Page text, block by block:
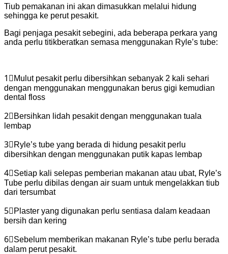
Tiub pemakanan ini akan dimasukkan melalui hidung
sehingga ke perut pesakit.
Bagi penjaga pesakit sebegini, ada beberapa perkara yang
anda perlu titikberatkan semasa menggunakan Ryle’s tube:
1⃣ Mulut pesakit perlu dibersihkan sebanyak 2 kali sehari
dengan menggunakan menggunakan berus gigi kemudian
dental floss
2⃣ Bersihkan lidah pesakit dengan menggunakan tuala
lembap
3⃣ Ryle’s tube yang berada di hidung pesakit perlu
dibersihkan dengan menggunakan putik kapas lembap
4⃣Setiap kali selepas pemberian makanan atau ubat, Ryle’s
Tube perlu dibilas dengan air suam untuk mengelakkan tiub
dari tersumbat
5⃣ Plaster yang digunakan perlu sentiasa dalam keadaan
bersih dan kering
6⃣Sebelum memberikan makanan Ryle’s tube perlu berada
dalam perut pesakit.